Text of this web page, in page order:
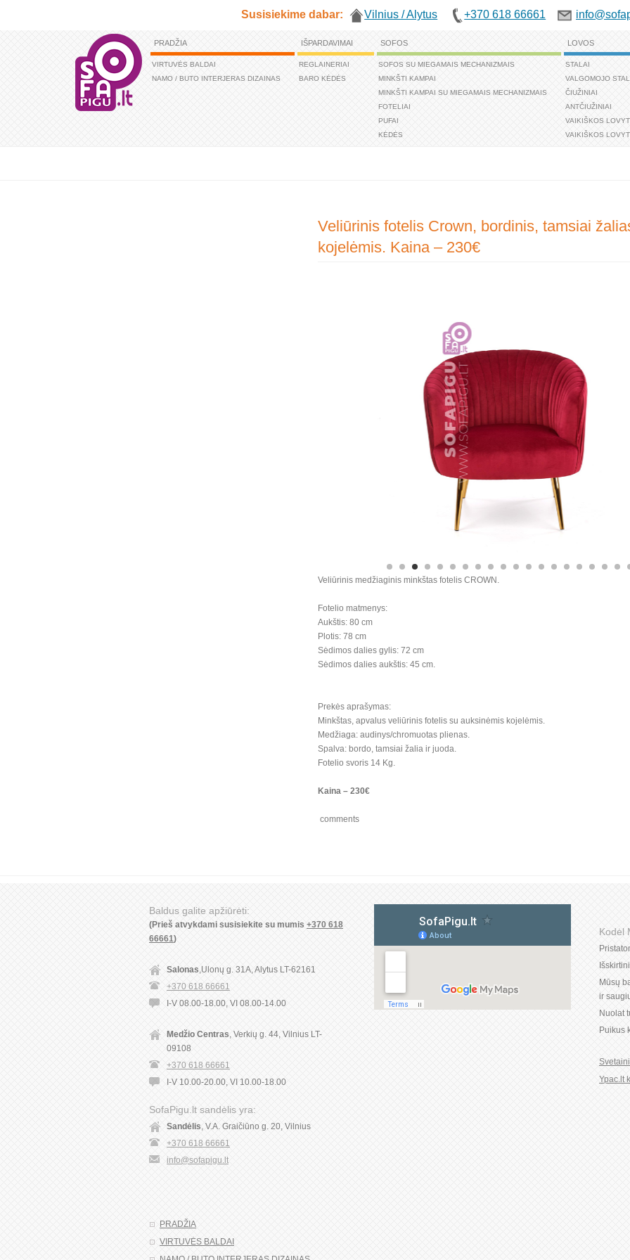
Susisiekime dabar: Vilnius / Alytus +370 618 66661
PRADŽIA
VIRTUVĖS BALDAI
NAMO / BUTO INTERJERAS DIZAINAS
IŠPARDAVIMAI
REGLAINERIAI
BARO KĖDĖS
SOFOS
SOFOS SU MIEGAMAIS MECHANIZMAIS
MINKŠTI KAMPAI
MINKŠTI KAMPAI SU MIEGAMAIS MECHANIZMAIS
FOTELIAI
PUFAI
KĖDĖS
LOVOS
STALAI
VALGOMOJO
ČIUŽINIAI
ANTČIUŽINIAI
VAIKIŠKOS
VAIKIŠKOS
Veliūrinis fotelis Crown, bordinis, tamsiai
kojelėmis. Kaina – 230€
Veliūrinis medžiaginis minkštas fotelis CROWN.
Fotelio matmenys:
Aukštis: 80 cm
Plotis: 78 cm
Sėdimos dalies gylis: 72 cm
Sėdimos dalies aukštis: 45 cm.
Prekės aprašymas:
Minkštas, apvalus veliūrinis fotelis su auksinėmis kojelėmis.
Medžiaga: audinys/chromuotas plienas.
Spalva: bordo, tamsiai žalia ir juoda.
Fotelio svoris 14 Kg.
Kaina – 230€
comments
Baldus galite apžiūrėti:
(Prieš atvykdami susisiekite su mumis +370 618
66661)
Salonas ,Ulonų g. 31A, Alytus LT-62161
+370 618 66661
I-V 08.00-18.00, VI 08.00-14.00
Medžio Centras , Verkių g. 44, Vilnius LT-
09108
+370 618 66661
I-V 10.00-20.00, VI 10.00-18.00
SofaPigu.lt sandėlis yra:
Sandėlis , V.A. Graičiūno g. 20, Vilnius
+370 618 66661
info@sofapigu.lt
Kodėl
Mūsų
ir
Nuolat
Puikus
Ypac.lt
PRADŽIA
VIRTUVĖS BALDAI